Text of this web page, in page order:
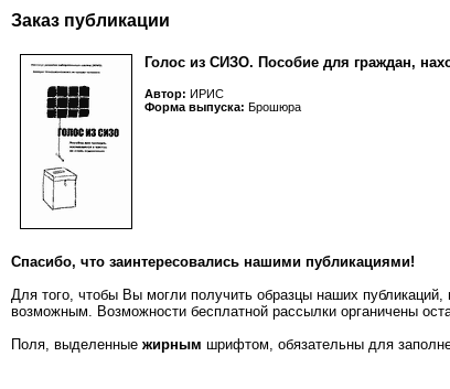
Заказ публикации
Голос из СИЗО. Пособие для граждан,
Автор: ИРИС
Форма выпуска: Брошюра
Спасибо, что заинтересовались нашими публикациями!
Для того, чтобы Вы могли получить образцы наших
возможным. Возможности бесплатной рассылки органичены
Поля, выделенные жирным шрифтом, обязательны для